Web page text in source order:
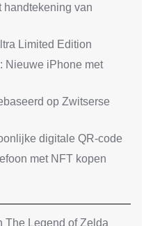
handtekening van
Limited Edition
Nieuwe iPhone met
op Zwitserse
digitale QR-code
met NFT kopen
The Legend of Zelda